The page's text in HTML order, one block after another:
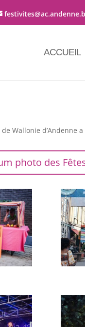
ACCUEIL
de Wallonie
photo des